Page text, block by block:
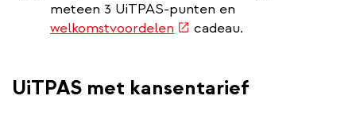
meteen 3 UiTPAS-punten en
welkomstvoordelen (externe
cadeau.
UiTPAS met kansentarief